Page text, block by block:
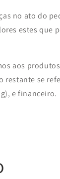
no ato do
estes que
aos
restante se
e financeiro.